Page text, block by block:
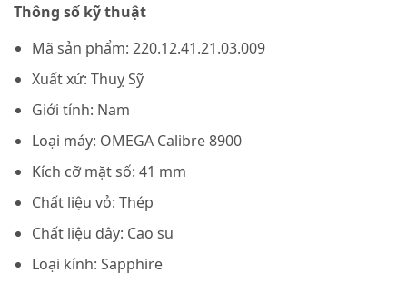
Thông số kỹ thuật
Mã sản phẩm: 220.12.41.21.03.009
Xuất xứ: Thuỵ Sỹ
Giới tính: Nam
Loại máy: OMEGA Calibre 8900
Kích cỡ mặt số: 41 mm
Chất liệu vỏ: Thép
Chất liệu dây: Cao su
Loại kính: Sapphire